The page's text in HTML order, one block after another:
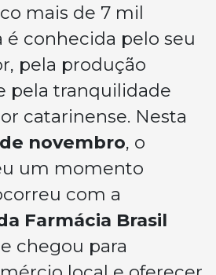
mais de 7 mil
é conhecida pelo seu
pela produção
pela tranquilidade
catarinense. Nesta
novembro, o
um momento
com a
Farmácia Brasil
chegou para